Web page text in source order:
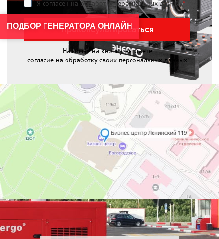
Я согласен на обработку персональных данных*
Проконсультироваться
Нажимая на кнопку, вы даете
согласие на обработку своих персональных данных
ПОДБОР ГЕНЕРАТОРА ОНЛАЙН